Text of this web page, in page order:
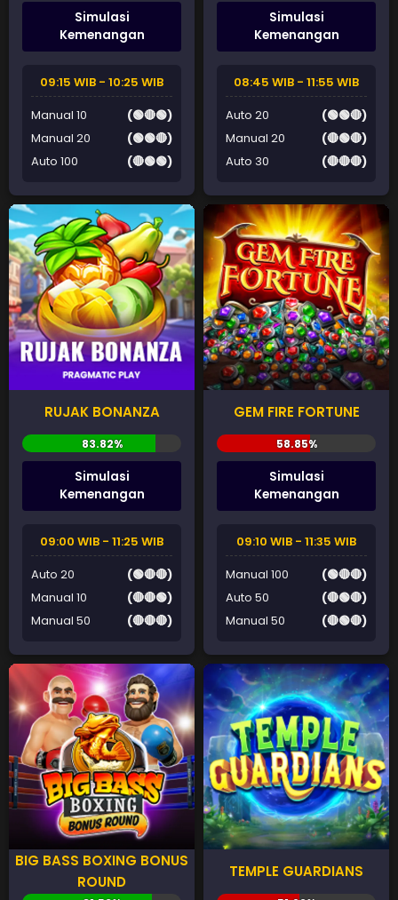
Simulasi
Kemenangan
09:15 WIB - 10:25 WIB
Manual 10
(🟢🔴🟢)
Manual 20
(🟢🟢🔴)
Auto 100
(🔴🟢🟢)
Simulasi
Kemenangan
08:45 WIB - 11:55 WIB
Auto 20
(🟢🟢🔴)
Manual 20
(🔴🟢🔴)
Auto 30
(🔴🔴🔴)
RUJAK BONANZA
Simulasi
Kemenangan
09:00 WIB - 11:25 WIB
Auto 20
(🟢🔴🔴)
Manual 10
(🔴🔴🟢)
Manual 50
(🔴🔴🔴)
GEM FIRE FORTUNE
Simulasi
Kemenangan
09:10 WIB - 11:35 WIB
Manual 100
(🟢🔴🔴)
Auto 50
(🔴🟢🔴)
Manual 50
(🔴🟢🔴)
BIG BASS BOXING BONUS
ROUND
TEMPLE GUARDIANS